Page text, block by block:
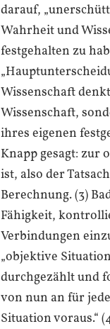
darauf,
Wahrheit und
festgehalten zu
Wissenschaft
Wissenschaft,
ihres eigenen
Knapp gesagt: zur
ist, also der
Berechnung. (3)
Fähigkeit,
Verbindungen
„objektive
durchgezählt und
von nun an für
Situation voraus.“